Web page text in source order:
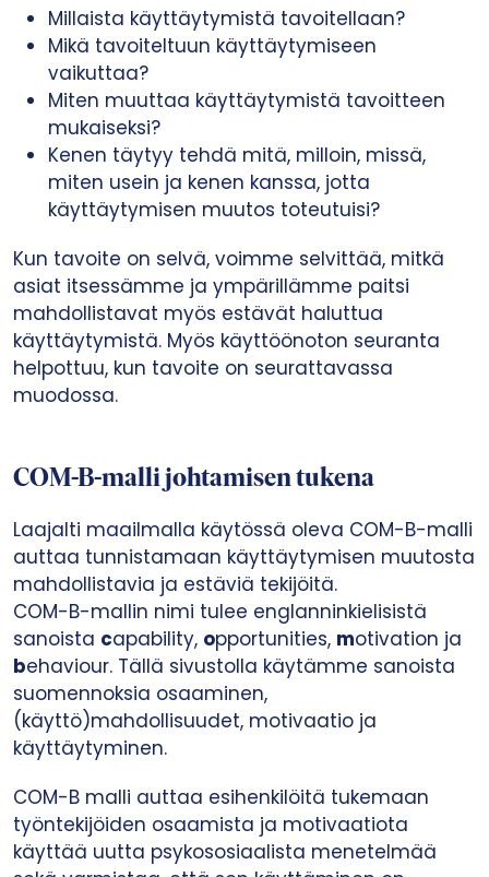
Millaista käyttäytymistä tavoitellaan?
Mikä tavoiteltuun käyttäytymiseen
vaikuttaa?
Miten muuttaa käyttäytymistä tavoitteen
mukaiseksi?
Kenen täytyy tehdä mitä, milloin, missä,
miten usein ja kenen kanssa, jotta
käyttäytymisen muutos toteutuisi?
Kun tavoite on selvä, voimme selvittää, mitkä
asiat itsessämme ja ympärillämme paitsi
mahdollistavat myös estävät haluttua
käyttäytymistä. Myös käyttöönoton seuranta
helpottuu, kun tavoite on seurattavassa
muodossa.
COM-B-malli johtamisen tukena
Laajalti maailmalla käytössä oleva COM-B-malli
auttaa tunnistamaan käyttäytymisen muutosta
mahdollistavia ja estäviä tekijöitä.
COM-B-mallin nimi tulee englanninkielisistä
sanoista capability, opportunities, motivation ja
behaviour. Tällä sivustolla käytämme sanoista
suomennoksia osaaminen,
(käyttö)mahdollisuudet, motivaatio ja
käyttäytyminen.
COM-B malli auttaa esihenkilöitä tukemaan
työntekijöiden osaamista ja motivaatiota
käyttää uutta psykososiaalista menetelmää